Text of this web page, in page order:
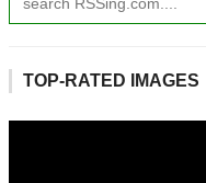
TOP-RATED IMAGES